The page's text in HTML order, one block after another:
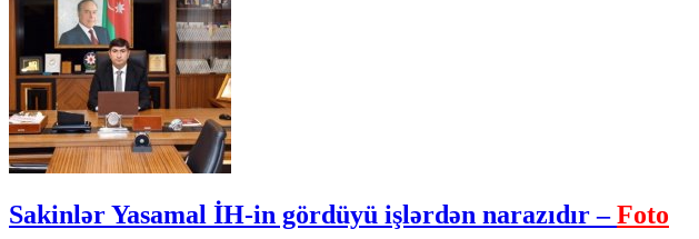
Sakinlər Yasamal İH-in gördüyü işlərdən narazıdır –Foto